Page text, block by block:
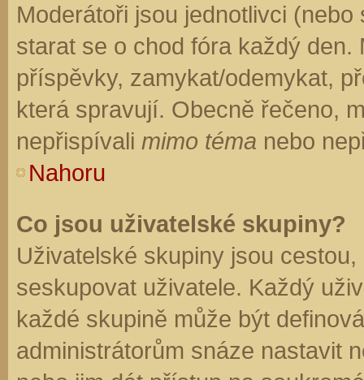
Moderátoři jsou jednotlivci
starat se o chod fóra každý
příspěvky, zamykat/odemykat,
která spravují. Obecně řečeno,
nepřispívali mimo téma nebo
Nahoru
Co jsou uživatelské skupiny?
Uživatelské skupiny jsou
seskupovat uživatele. Každý
každé skupině může být
administrátorům snáze nastavit